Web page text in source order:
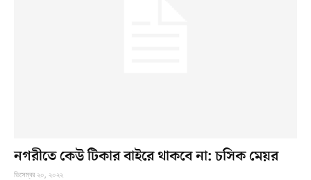
নগরীতে কেউ টিকার বাইরে থাকবে না: চসিক মেয়র
ডিসেম্বর ২০, ২০২২